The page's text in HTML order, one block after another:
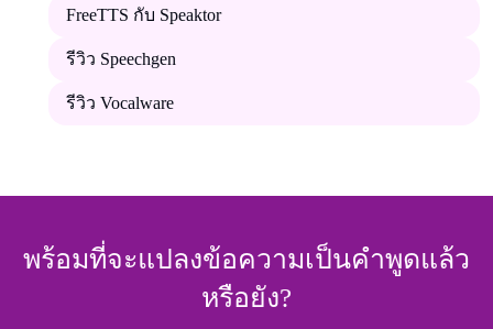
FreeTTS กับ Speaktor
รีวิว Speechgen
รีวิว Vocalware
พร้อมที่จะแปลงข้อความเป็นคําพูดแล้ว
หรือยัง?